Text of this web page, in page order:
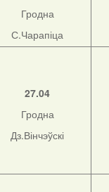
Гродна
С.Чарапіца
27.04
Гродна
Дз.Вінчэўскі